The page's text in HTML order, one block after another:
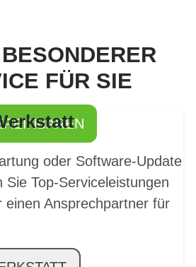
JA,
FÜR SIE
oder Software-Update
Sie Top-Serviceleistungen
einen Ansprechpartner für